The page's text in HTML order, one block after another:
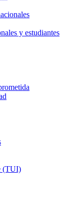
y estudiantes
(TUI)